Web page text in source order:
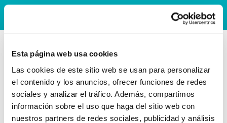
Esta página web usa cookies
Las cookies de este sitio web se usan para personalizar
el contenido y los anuncios, ofrecer funciones de redes
sociales y analizar el tráfico. Además, compartimos
información sobre el uso que haga del sitio web con
nuestros partners de redes sociales, publicidad y análisis